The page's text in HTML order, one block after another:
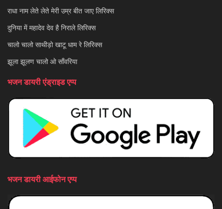
राधा नाम लेते लेते मेरी उम्र बीत जाए लिरिक्स
दुनिया में महादेव देव है निराले लिरिक्स
चालो चालो साथीड़ो खाटू धाम रे लिरिक्स
झूला झूलण चालो ओ साँवरिया
भजन डायरी एंड्राइड एप्प
भजन डायरी आईफोन एप्प